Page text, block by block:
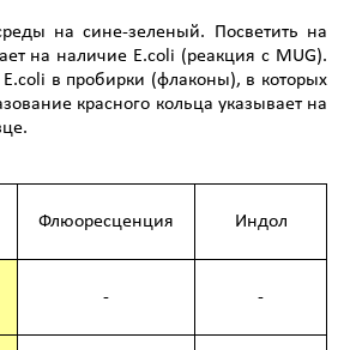
на сине-зеленый. Посветить на
на наличие E.coli (реакция с MUG).
в пробирки (флаконы), в которых
красного кольца указывает на
Флюоресценция Индол
- -